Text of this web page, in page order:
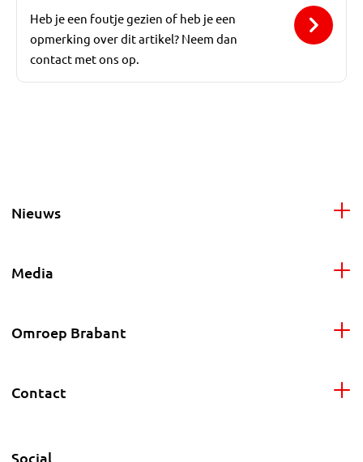
Heb je een foutje gezien of heb je een
opmerking over dit artikel? Neem dan
contact met ons op.
Nieuws
Media
Omroep Brabant
Contact
Social